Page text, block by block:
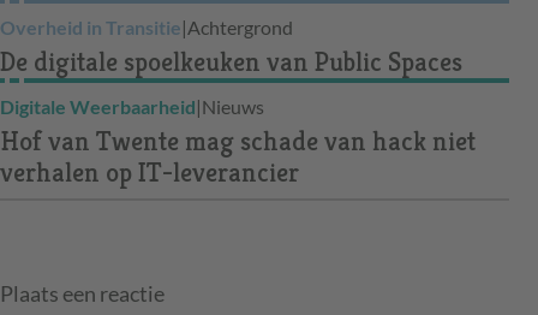
Overheid in Transitie|Achtergrond
De digitale spoelkeuken van Public Spaces
Digitale Weerbaarheid|Nieuws
Hof van Twente mag schade van hack niet
verhalen op IT-leverancier
Plaats een reactie